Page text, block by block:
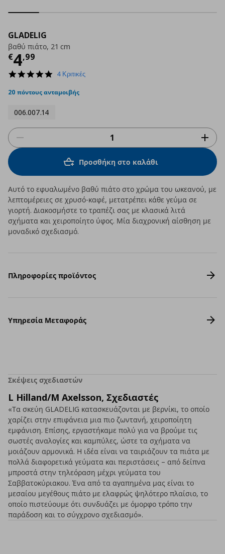
GLADELIG
βαθύ πιάτο, 21 cm
€4,99
Τρέχουσα τιμή
5.0
rating
4 Κριτικές
20 πόντους ανταμοιβής
006.007.14
Προσθήκη στο καλάθι
Αυτό το εφυαλωμένο βαθύ πιάτο στο χρώμα του ωκεανού, με
λεπτομέρειες σε χρυσό-καφέ, μετατρέπει κάθε γεύμα σε
γιορτή. Διακοσμήστε το τραπέζι σας με κλασικά λιτά
σχήματα και χειροποίητο ύφος. Μία διαχρονική αίσθηση με
μοναδικό σχεδιασμό.
Πληροφορίες προϊόντος
Υπηρεσία Μεταφοράς
Σκέψεις σχεδιαστών
L Hilland/M Axelsson, Σχεδιαστές
«Τα σκεύη GLADELIG κατασκευάζονται με βερνίκι, το οποίο
χαρίζει στην επιφάνεια μια πιο ζωντανή, χειροποίητη
εμφάνιση. Επίσης, εργαστήκαμε πολύ για να βρούμε τις
σωστές αναλογίες και καμπύλες, ώστε τα σχήματα να
μοιάζουν αρμονικά. Η ιδέα είναι να ταιριάζουν τα πιάτα με
πολλά διαφορετικά γεύματα και περιστάσεις – από δείπνα
μπροστά στην τηλεόραση μέχρι γεύματα του
Σαββατοκύριακου. Ένα από τα αγαπημένα μας είναι το
μεσαίου μεγέθους πιάτο με ελαφρώς ψηλότερο πλαίσιο, το
οποίο πιστεύουμε ότι συνδυάζει με όμορφο τρόπο την
παράδοση και το σύγχρονο σχεδιασμό».